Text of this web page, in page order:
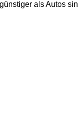
als Autos